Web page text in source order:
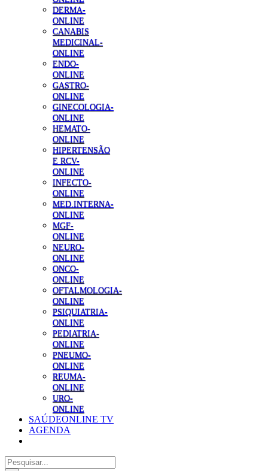
DERMA-
ONLINE
CANABIS
MEDICINAL-
ONLINE
ENDO-
ONLINE
GASTRO-
ONLINE
GINECOLOGIA-
ONLINE
HEMATO-
ONLINE
HIPERTENSÃO
E RCV-
ONLINE
INFECTO-
ONLINE
MED.INTERNA-
ONLINE
MGF-
ONLINE
NEURO-
ONLINE
ONCO-
ONLINE
OFTALMOLOGIA-
ONLINE
PSIQUIATRIA-
ONLINE
PEDIATRIA-
ONLINE
PNEUMO-
ONLINE
REUMA-
ONLINE
URO-
ONLINE
SAÚDEONLINE TV
AGENDA
Pesquisar